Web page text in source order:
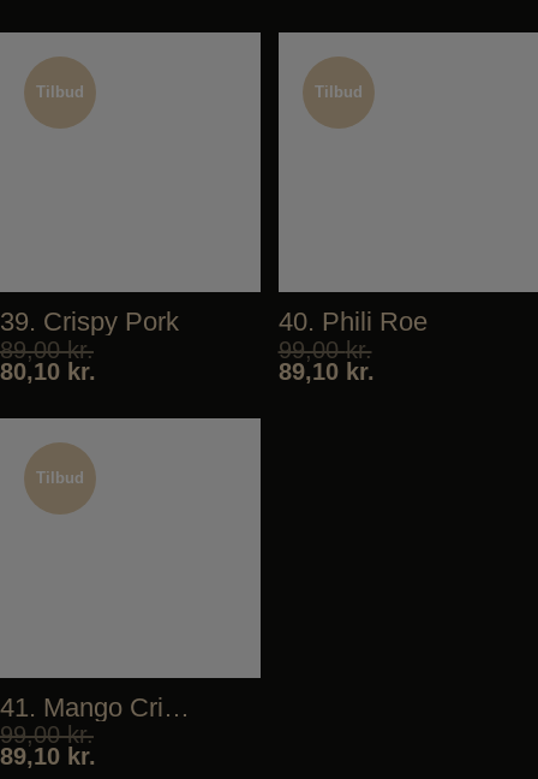
Tilbud
Tilbud
39. Crispy Pork
89,00kr.
80,10 kr.
Tilbud
Tilbud
40. Phili Roe
99,00kr.
89,10 kr.
Tilbud
41. Mango Crispy
99,00kr.
89,10 kr.